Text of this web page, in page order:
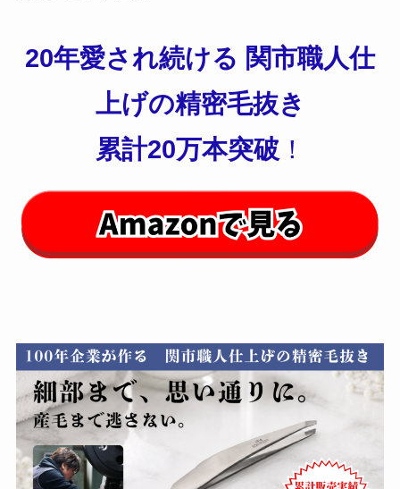
20年愛され続ける 関市職人仕
上げの精密毛抜き
累計20万本突破 ！